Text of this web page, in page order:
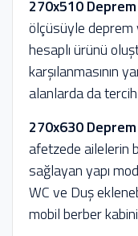
270x510
ölçüsüyle deprem
hesaplı ürünü
karşılanmasının
alanlarda da
270x630
afetzede ailelerin
sağlayan yapı
WC ve Duş
mobil berber